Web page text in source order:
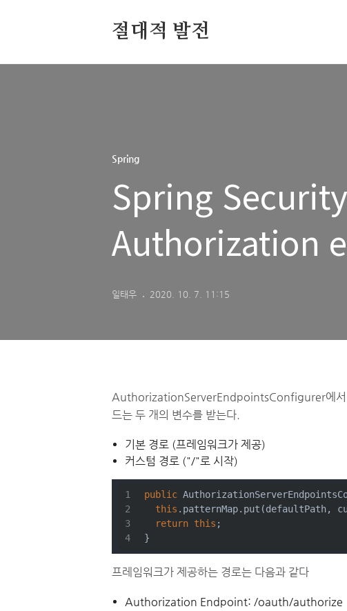
절대적 발전
Spring
Spring
Authorization
일태우 2020. 10. 7. 11:15
AuthorizationServerEndpointsConfigurer에서
드는 두 개의 변수를 받는다.
기본 경로 (프레임워크가 제공)
커스텀 경로 ("/"로 시작)
public
this .patternMap.put(defaultPath,
return this ;
}
프레임워크가 제공하는 경로는 다음과 같다
Authorization Endpoint: /oauth/authorize